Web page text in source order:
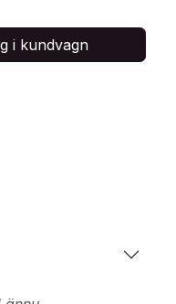
i kundvagn